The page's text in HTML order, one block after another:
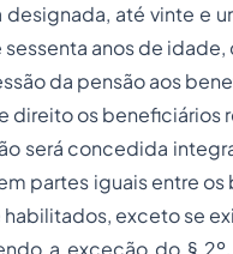
designada, até vinte e
sessenta anos de
da pensão aos
direito os beneficiários
será concedida
partes iguais entre
exceto se
a exceção do §